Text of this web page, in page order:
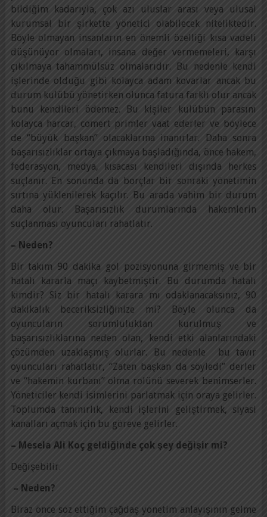
bildiğim kadarıyla, çok azı uluslar arası veya ulusal
kurumsal bir şirkette yönetici olabilecek niteliktedir.
Böyle olmayan insanların en önemli özelliği kısa vadeli
düşünüyor olmaları, insana değer vermemeleri, karşı
çıkılmaya tahammülsüz olmalarıdır. Bu nedenle kendi
işlerinde olduğu gibi kolayca adam kovarlar ancak bu
durum kulübü yönetirken olunca fatura farklı olur ancak
bunu kendileri ödemez. Bu kişiler kulübün parasını
kolayca harcar, cömert primler vaat ederler ve böylece
de “büyük başkan” olacaklarına inanırlar. Daha sonra
başarısızlıklar ortaya çıkmaya başladığında, önce hakem,
federasyon, medya, kısacası kendileri dışında herkes
suçlanır. En sonunda da borçlar bir sonraki yönetimin
sırtına yüklenilerek kaçılır. Bu arada vahim bir durum
daha olur. Başarısızlık durumlarında hakemlerin
suçlanması oyuncuları rahatlatır.
– Neden?
Bir takım 90 dakika gol pozisyonuna girmemiş ve bir
hatalı kararla maçı kaybetmiştir. Bu durumda hatalı
kimdir? Siz bir hatalı karara mı odaklanacaksınız, 90
dakikalık beceriksizliğinize mi? Böyle olunca da
oyuncuların sorumluluktan kurulmuş ve
başarısızlıklarına neden olan, kendi etki alanlarındaki
çözümden uzaklaşmış olurlar. Bu nedenle bu tavır
oyuncuları rahatlatır, “Zaten başkan da söyledi” derler
ve “hakemin kurbanı” olma rolünü severek benimserler.
Yöneticiler kendi isimlerini parlatmak için oraya gelirler.
Toplumda tanınırlık, kendi işlerini geliştirmek, siyasi
kanalları açmak için bu göreve gelirler.
– Mesela Ali Koç geldiğinde çok şey değişir mi?
Değişebilir.
– Neden?
Biraz önce söz ettiğim çağdaş yönetim anlayışının gelme